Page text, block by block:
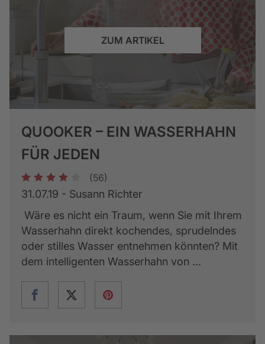
ZUM ARTIKEL
QUOOKER – EIN WASSERHAHN
FÜR JEDEN
1 2 3 4 (56)
31.07.19 - Susann Richter
Wäre es nicht ein Traum, wenn Sie mit Ihrem
Wasserhahn direkt kochendes, sprudelndes
oder stilles Wasser entnehmen könnten? Mit
dem intelligenten Wasserhahn von ...